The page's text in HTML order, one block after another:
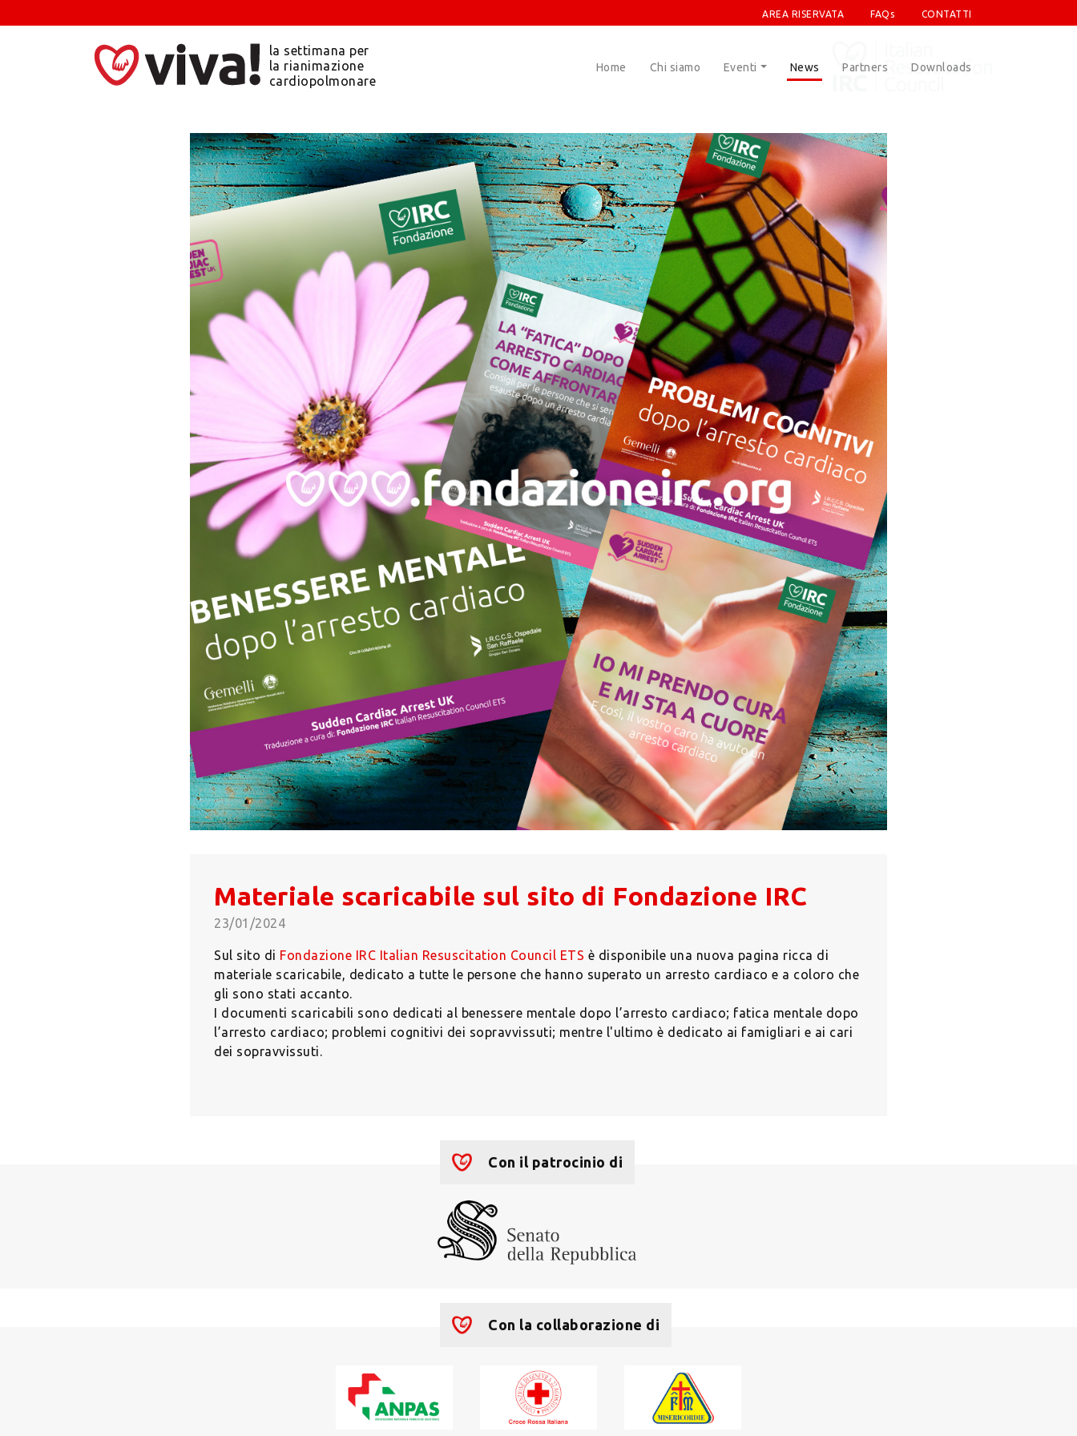
AREA RISERVATA FAQs CONTATTI
la settimana per
la rianimazione
cardiopolmonare
Home Chi siamo Eventi News Partners Downloads
Materiale scaricabile sul sito di Fondazione IRC
23/01/2024
Sul sito di Fondazione IRC Italian Resuscitation Council ETS è disponibile una nuova pagina ricca di
materiale scaricabile, dedicato a tutte le persone che hanno superato un arresto cardiaco e a coloro che
gli sono stati accanto.
I documenti scaricabili sono dedicati al benessere mentale dopo l’arresto cardiaco; fatica mentale dopo
l’arresto cardiaco; problemi cognitivi dei sopravvissuti; mentre l'ultimo è dedicato ai famigliari e ai cari
dei sopravvissuti.
Con il patrocinio di
Con la collaborazione di